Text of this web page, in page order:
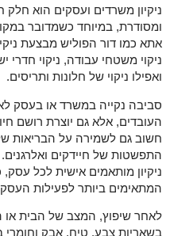
ניקיון משרדים ועסקים הוא
ומסודרת, במיוחד כשמדובר
אתא כמו דור הפוליש מבצעת
ניקוי משטחי עבודה, ניקוי חדרי
ואפילו ניקוי של חלונות ותריסים.
סביבה נקייה במשרד או בעסק
העובדים, אלא גם יוצרת רושם
חשוב גם לשמירה על הבריאות
התפשטות של חיידקים
ניקיון מותאמים אישית לכל
המתאימים ביותר לפעילות
לאחר שיפוץ, המצב של הבית או
בשאריות צבע, טיח, אבק וחומרי